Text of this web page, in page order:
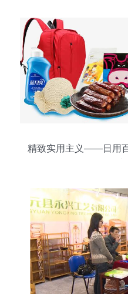
精致实用主义——日用